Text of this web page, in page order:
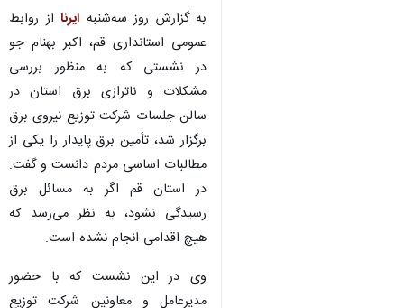
به گزارش روز سه‌شنبه ایرنا از روابط
عمومی استانداری قم، اکبر بهنام جو
در نشستی که به منظور بررسی
مشکلات و ناترازی برق استان در
سالن جلسات شرکت توزیع نیروی برق
برگزار شد، تأمین برق پایدار را یکی از
مطالبات اساسی مردم دانست و گفت:
در استان قم اگر به مسائل برق
رسیدگی نشود، به نظر می‌رسد که
هیچ اقدامی انجام نشده است.
وی در این نشست که با حضور
مدیرعامل و معاونین شرکت توزیع